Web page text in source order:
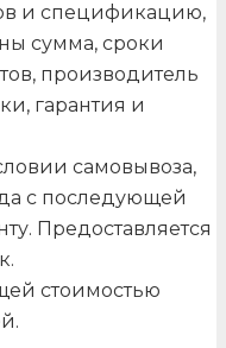
и спецификацию,
сумма, сроки
производитель
гарантия и
самовывоза,
с последующей
Предоставляется
стоимостью